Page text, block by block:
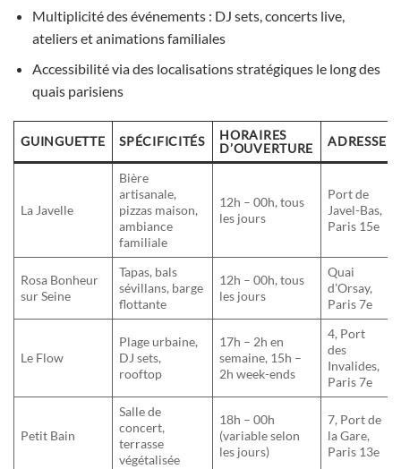
Multiplicité des événements : DJ sets, concerts live,
ateliers et animations familiales
Accessibilité via des localisations stratégiques le long des
quais parisiens
GUINGUETTE SPÉCIFICITÉS
HORAIRES
D’OUVERTURE
ADRESSE
La Javelle
Bière
artisanale,
pizzas maison,
ambiance
familiale
12h – 00h, tous
les jours
Port de
Javel-Bas,
Paris 15e
Rosa Bonheur
sur Seine
Tapas, bals
sévillans, barge
flottante
12h – 00h, tous
les jours
Quai
d’Orsay,
Paris 7e
Le Flow
Plage urbaine,
DJ sets,
rooftop
17h – 2h en
semaine, 15h –
2h week-ends
4, Port
des
Invalides,
Paris 7e
Petit Bain
Salle de
concert,
terrasse
végétalisée
18h – 00h
(variable selon
les jours)
7, Port de
la Gare,
Paris 13e